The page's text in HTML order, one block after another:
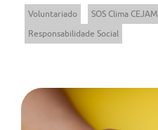
Voluntariado SOS Clima CEJAM
Responsabilidade Social